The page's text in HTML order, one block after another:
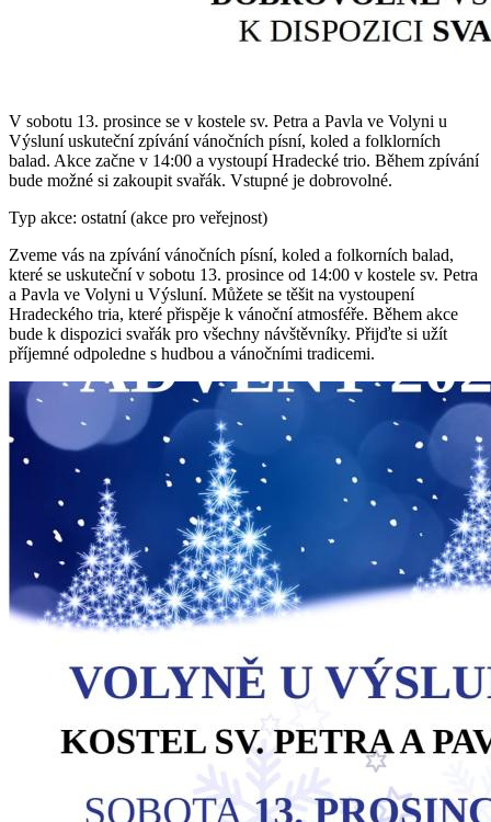
V sobotu 13. prosince se v kostele sv. Petra a Pavla ve Volyni u
Výsluní uskuteční zpívání vánočních písní, koled a folklorních
balad. Akce začne v 14:00 a vystoupí Hradecké trio. Během zpívání
bude možné si zakoupit svařák. Vstupné je dobrovolné.
Typ akce: ostatní (akce pro veřejnost)
Zveme vás na zpívání vánočních písní, koled a folkorních balad,
které se uskuteční v sobotu 13. prosince od 14:00 v kostele sv. Petra
a Pavla ve Volyni u Výsluní. Můžete se těšit na vystoupení
Hradeckého tria, které přispěje k vánoční atmosféře. Během akce
bude k dispozici svařák pro všechny návštěvníky. Přijďte si užít
příjemné odpoledne s hudbou a vánočními tradicemi.